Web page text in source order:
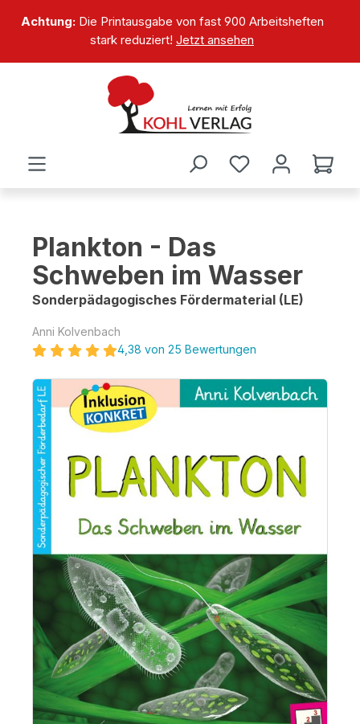
springen
Achtung:Die Printausgabe von fast 900 Arbeitsheften
stark reduziert! Jetzt ansehen
Plankton - Das
Schweben im Wasser
Sonderpädagogisches Fördermaterial (LE)
Anni Kolvenbach
4,38 von 25 Bewertungen
Bildergalerie überspringen